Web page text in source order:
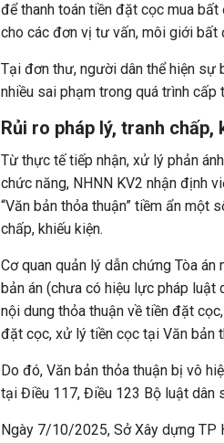
để thanh toán tiền đặt cọc mua
cho các đơn vị tư vấn, môi giới bất
Tại đơn thư, người dân thể hiện sự
nhiều sai phạm trong quá trình
Rủi ro pháp lý, tranh chấp,
Từ thực tế tiếp nhận, xử lý phản
chức năng, NHNN KV2 nhận định
“Văn bản thỏa thuận” tiềm ẩn một
chấp, khiếu kiện.
Cơ quan quản lý dẫn chứng Tòa
bản án (chưa có hiệu lực pháp luật
nội dung thỏa thuận về tiền đặt
đặt cọc, xử lý tiền cọc tại Văn bản
Do đó, Văn bản thỏa thuận bị vô
tại Điều 117, Điều 123 Bộ luật dân
Ngày 7/10/2025, Sở Xây dựng TP